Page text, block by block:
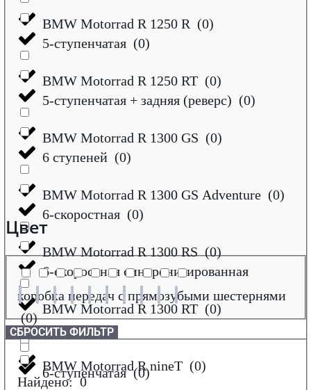
BMW Motorrad R 1250 R (0)
BMW Motorrad R 1250 RT (0)
BMW Motorrad R 1300 GS (0)
BMW Motorrad R 1300 GS Adventure (0)
BMW Motorrad R 1300 RS (0)
BMW Motorrad R 1300 RT (0)
BMW Motorrad R nineT (0)
5-ступенчатая (0)
5-ступенчатая + задняя (реверс) (0)
6 ступеней (0)
6-скоростная (0)
6-скоростная синхронизированная
коробка передач с прямозубыми шестернями
(0)
6-ступенчатая (0)
Цвет
СБРОСИТЬ ФИЛЬТР
Найдено: 0